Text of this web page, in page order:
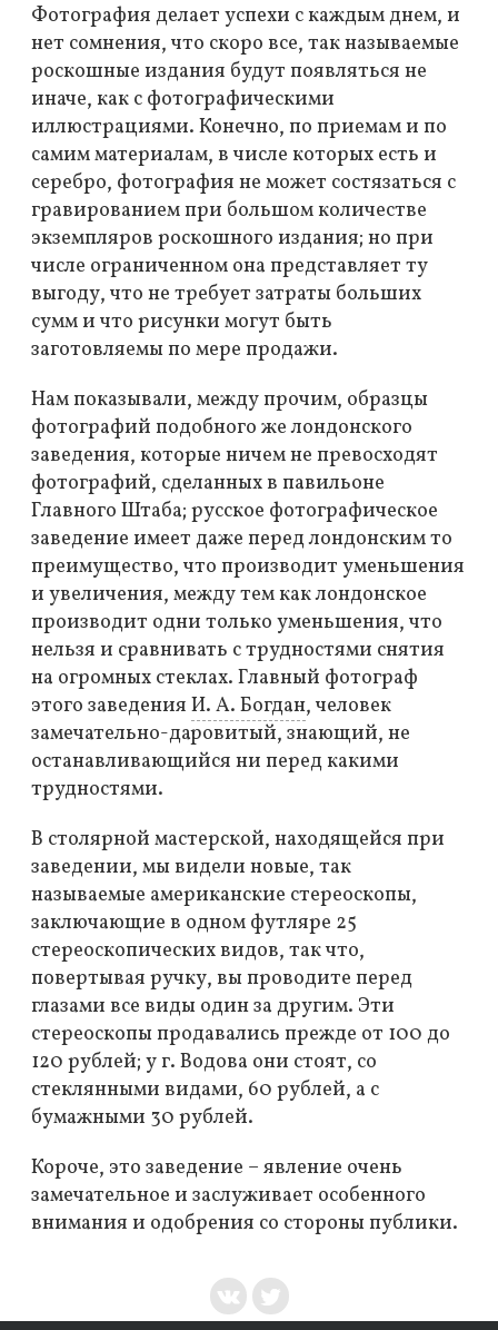
Фотография делает успехи с каждым днем, и
нет сомнения, что скоро все, так называемые
роскошные издания будут появляться не
иначе, как с фотографическими
иллюстрациями. Конечно, по приемам и по
самим материалам, в числе которых есть и
серебро, фотография не может состязаться с
гравированием при большом количестве
экземпляров роскошного издания; но при
числе ограниченном она представляет ту
выгоду, что не требует затраты больших
сумм и что рисунки могут быть
заготовляемы по мере продажи.
Нам показывали, между прочим, образцы
фотографий подобного же лондонского
заведения, которые ничем не превосходят
фотографий, сделанных в павильоне
Главного Штаба; русское фотографическое
заведение имеет даже перед лондонским то
преимущество, что производит уменьшения
и увеличения, между тем как лондонское
производит одни только уменьшения, что
нельзя и сравнивать с трудностями снятия
на огромных стеклах. Главный фотограф
этого заведения И. А. Богдан, человек
замечательно-даровитый, знающий, не
останавливающийся ни перед какими
трудностями.
В столярной мастерской, находящейся при
заведении, мы видели новые, так
называемые американские стереоскопы,
заключающие в одном футляре 25
стереоскопических видов, так что,
повертывая ручку, вы проводите перед
глазами все виды один за другим. Эти
стереоскопы продавались прежде от 100 до
120 рублей; у г. Водова они стоят, со
стеклянными видами, 60 рублей, а с
бумажными 30 рублей.
Короче, это заведение – явление очень
замечательное и заслуживает особенного
внимания и одобрения со стороны публики.